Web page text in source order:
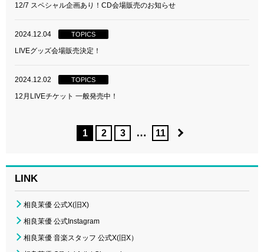
12/7 スペシャル企画あり！CD会場販売のお知らせ
2024.12.04 TOPICS
LIVEグッズ会場販売決定！
2024.12.02 TOPICS
12月LIVEチケット 一般発売中！
1 2 3 … 11
LINK
相良茉優 公式X(旧X)
相良茉優 公式Instagram
相良茉優 音楽スタッフ 公式X(旧X）